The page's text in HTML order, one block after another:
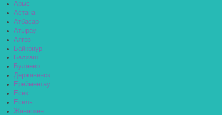
Арыс
Астана
Атбасар
Атырау
Аягоз
Байконур
Балхаш
Булаево
Державинск
Ерейментау
Есик
Есиль
Жанаозен